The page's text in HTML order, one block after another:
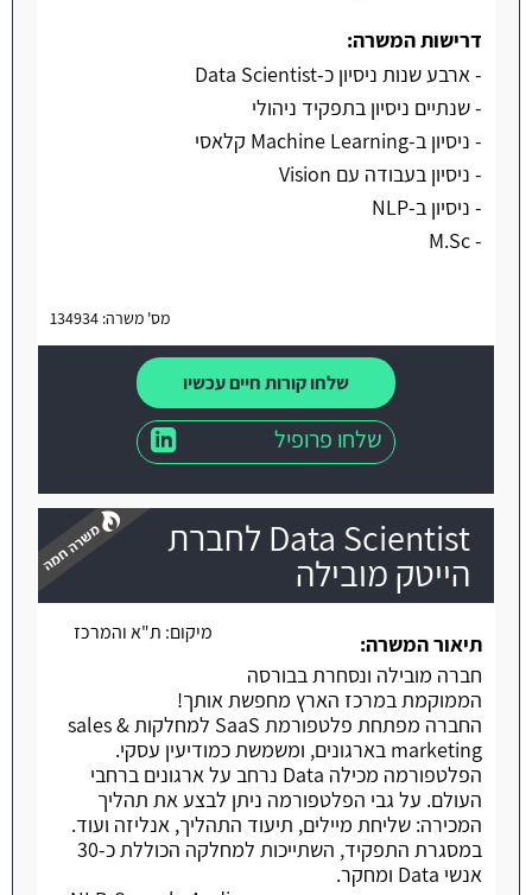
דרישות המשרה:
- ארבע שנות ניסיון כ-Data Scientist
- שנתיים ניסיון בתפקיד ניהולי
- ניסיון ב-Machine Learning קלאסי
- ניסיון בעבודה עם Vision
- ניסיון ב-NLP
- M.Sc
מס' משרה: 134934
שלחו קורות חיים עכשיו
שלחו פרופיל
Data Scientist לחברת
הייטק מובילה
משרה חמה מיקום: ת"א והמרכז
תיאור המשרה:
חברה מובילה ונסחרת בבורסה
הממוקמת במרכז הארץ מחפשת אותך!
החברה מפתחת פלטפורמת SaaS למחלקות sales &
marketing בארגונים, ומשמשת כמודיעין עסקי.
הפלטפורמה מכילה Data נרחב על ארגונים ברחבי
העולם. על גבי הפלטפורמה ניתן לבצע את תהליך
המכירה: שליחת מיילים, תיעוד התהליך, אנליזה ועוד.
במסגרת התפקיד, השתייכות למחלקה הכוללת כ-30
אנשי Data ומחקר.